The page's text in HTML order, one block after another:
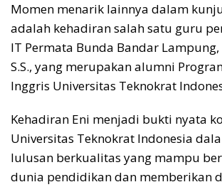
Momen menarik lainnya dalam
adalah kehadiran salah satu guru
IT Permata Bunda Bandar
S.S., yang merupakan alumni
Inggris Universitas Teknokrat
Kehadiran Eni menjadi bukti nyata
Universitas Teknokrat Indonesia
lulusan berkualitas yang mampu
dunia pendidikan dan memberikan